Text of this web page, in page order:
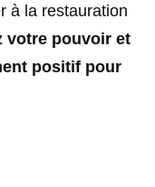
à la restauration
votre pouvoir et
positif pour